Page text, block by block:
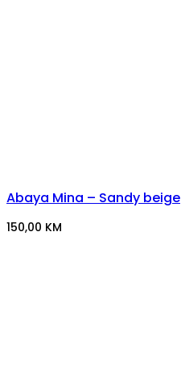
Abaya Mina – Sandy beige
150,00 KM